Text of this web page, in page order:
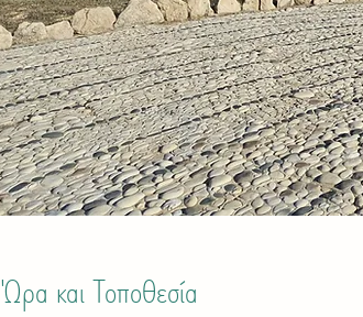
Ώρα και Τοποθεσία